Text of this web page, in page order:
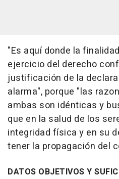
"Es aquí donde la
ejercicio del derecho
justificación de la
alarma", porque "las
ambas son idénticas y
que en la salud de los
integridad física y en su
tener la propagación del
DATOS OBJETIVOS Y